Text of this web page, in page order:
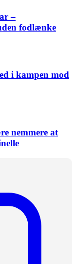
–
fodlænke
i kampen mod
nemmere at